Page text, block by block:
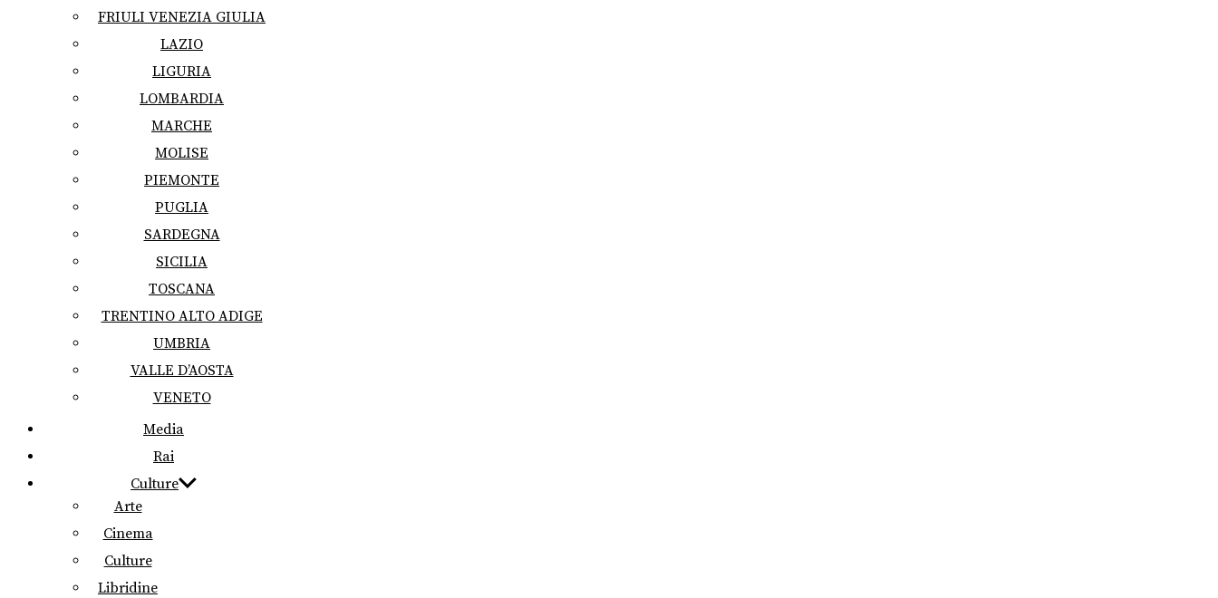
FRIULI VENEZIA GIULIA
LAZIO
LIGURIA
LOMBARDIA
MARCHE
MOLISE
PIEMONTE
PUGLIA
SARDEGNA
SICILIA
TOSCANA
TRENTINO ALTO ADIGE
UMBRIA
VALLE D’AOSTA
VENETO
Media
Rai
Culture
Arte
Cinema
Culture
Libridine